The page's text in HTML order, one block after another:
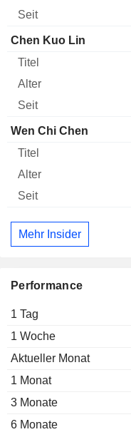
Performance
1 Tag
1 Woche
Aktueller Monat
1 Monat
3 Monate
6 Monate
Chen Kuo Lin
Wen Chi Chen
Mehr Insider